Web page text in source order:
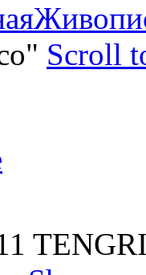
Scroll